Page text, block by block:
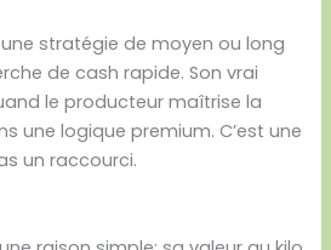
stratégie de moyen ou long
de cash rapide. Son vrai
le producteur maîtrise la
une logique premium. C’est une
un raccourci.